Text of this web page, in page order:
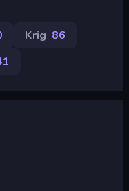
Krig 86